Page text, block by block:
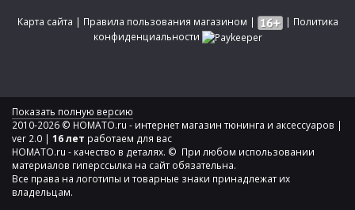
Карта сайта | Правила пользования магазином | | Политика
конфиденциальности
Показать полную версию
2010-2026 © HOMATO.ru - интернет магазин тюнинга и аксессуаров |
ver 2.0 | 16 лет работаем для вас
HOMATO.ru - качество в деталях. © При любом использовании
материалов гиперссылка на сайт обязательна.
Все права на логотипы и товарные знаки принадлежат их
владельцам.